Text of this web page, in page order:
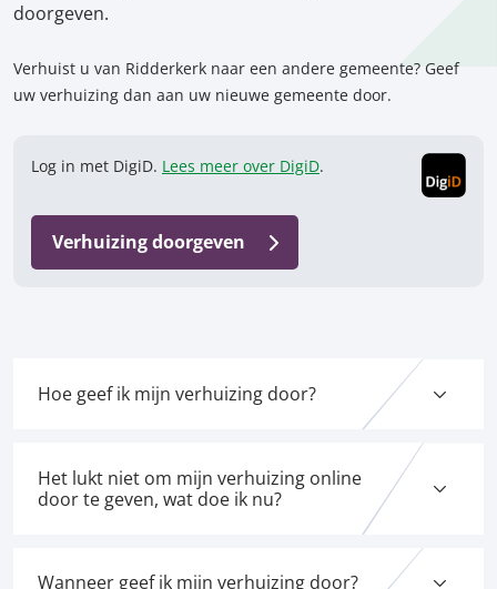
doorgeven.
Verhuist u van Ridderkerk naar een andere gemeente? Geef
uw verhuizing dan aan uw nieuwe gemeente door.
Log in met DigiD. Lees meer over DigiD.
Verhuizing doorgeven
Hoe geef ik mijn verhuizing door?
Het lukt niet om mijn verhuizing online
door te geven, wat doe ik nu?
Wanneer geef ik mijn verhuizing door?